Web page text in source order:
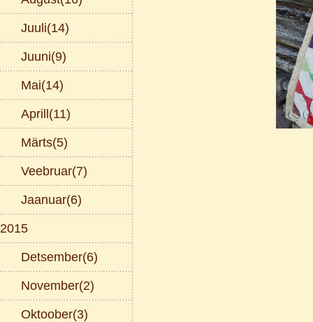
Juuli(14)
Juuni(9)
Mai(14)
Aprill(11)
Märts(5)
Veebruar(7)
Jaanuar(6)
2015
Detsember(6)
November(2)
Oktoober(3)